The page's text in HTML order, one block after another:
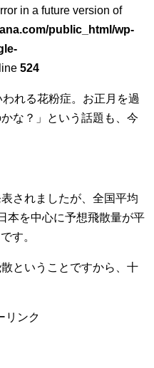
in a future version of
public_html/wp-
524
れる花粉症。お正月を過
な？」という話題も、今
されましたが、全国平均
本を中心に予想飛散量が平
す。
ということですから、十
リンク